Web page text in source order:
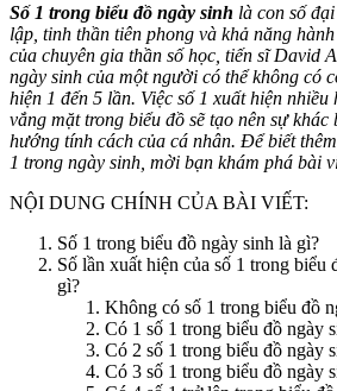
Số 1 trong biểu đồ ngày sinh là con số
lập, tinh thần tiên phong và khả năng
của chuyên gia thần số học, tiến sĩ David
ngày sinh của một người có thể không có
hiện 1 đến 5 lần. Việc số 1 xuất hiện
vắng mặt trong biểu đồ sẽ tạo nên sự khác
hướng tính cách của cá nhân. Để biết
1 trong ngày sinh, mời bạn khám phá bài
NỘI DUNG CHÍNH CỦA BÀI VIẾT:
Số 1 trong biểu đồ ngày sinh là gì?
Số lần xuất hiện của số 1 trong biểu
gì?
Không có số 1 trong biểu đồ
Có 1 số 1 trong biểu đồ ngày
Có 2 số 1 trong biểu đồ ngày
Có 3 số 1 trong biểu đồ ngày